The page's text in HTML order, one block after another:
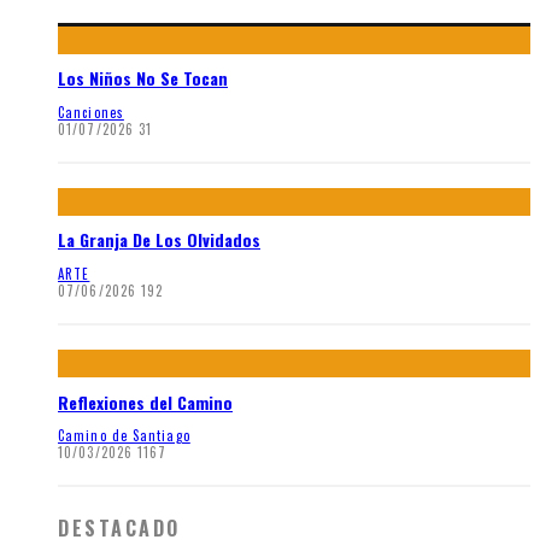
Los Niños No Se Tocan
Canciones
01/07/2026 31
La Granja De Los Olvidados
ARTE
07/06/2026 192
Reflexiones del Camino
Camino de Santiago
10/03/2026 1167
DESTACADO